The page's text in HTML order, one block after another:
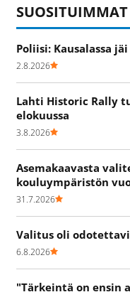
SUOSITUIMMAT
Poliisi: Kausalassa
2.8.2026
Lahti Historic Rally
elokuussa
3.8.2026
Asemakaavasta
kouluympäristön
31.7.2026
Valitus oli
6.8.2026
"Tärkeintä on ensin